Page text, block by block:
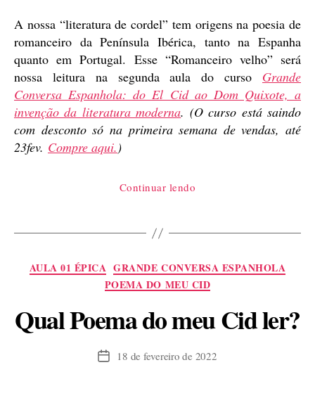
A nossa “literatura de cordel” tem origens na poesia de
romanceiro da Península Ibérica, tanto na Espanha
quanto em Portugal. Esse “Romanceiro velho” será
nossa leitura na segunda aula do curso Grande
Conversa Espanhola: do El Cid ao Dom Quixote, a
invenção da literatura moderna. (O curso está saindo
com desconto só na primeira semana de vendas, até
23fev. Compre aqui.)
Continuar lendo
Categorias
AULA 01 ÉPICA GRANDE CONVERSA ESPANHOLA
POEMA DO MEU CID
Qual Poema do meu Cid ler?
Data18 de fevereiro de 2022